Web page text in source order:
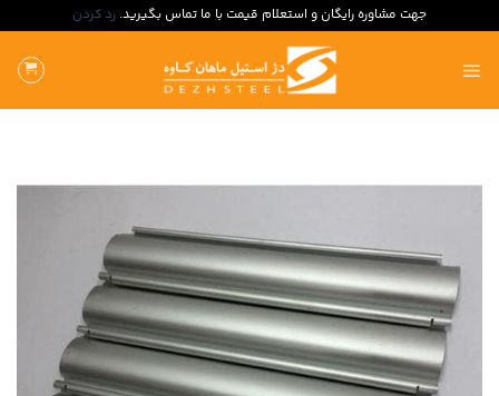
جهت مشاوره رایگان و استعلام قیمت با ما تماس بگیرید. رد کردن
محتوا
بروید